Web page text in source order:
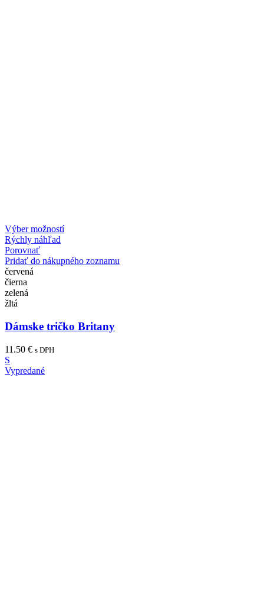
Výber možností
Rýchly náhľad
Porovnať
Pridať do nákupného zoznamu
červená
čierna
zelená
žltá
Dámske tričko Britany
11.50 € s DPH
S
Vypredané